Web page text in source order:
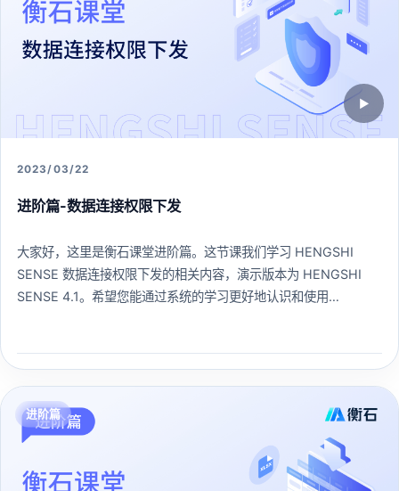
▶
2023/03/22
进阶篇-数据连接权限下发
大家好，这里是衡石课堂进阶篇。这节课我们学习 HENGSHI
SENSE 数据连接权限下发的相关内容，演示版本为 HENGSHI
SENSE 4.1。希望您能通过系统的学习更好地认识和使用
进阶篇